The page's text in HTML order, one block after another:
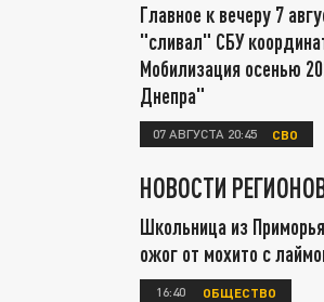
Главное к вечеру 7
"сливал" СБУ
Мобилизация осенью
Днепра"
07 АВГУСТА 20:45 СВО
НОВОСТИ
Школьница из
ожог от мохито с
16:40 ОБЩЕСТВО